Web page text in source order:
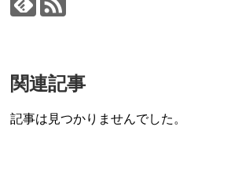
関連記事
記事は見つかりませんでした。